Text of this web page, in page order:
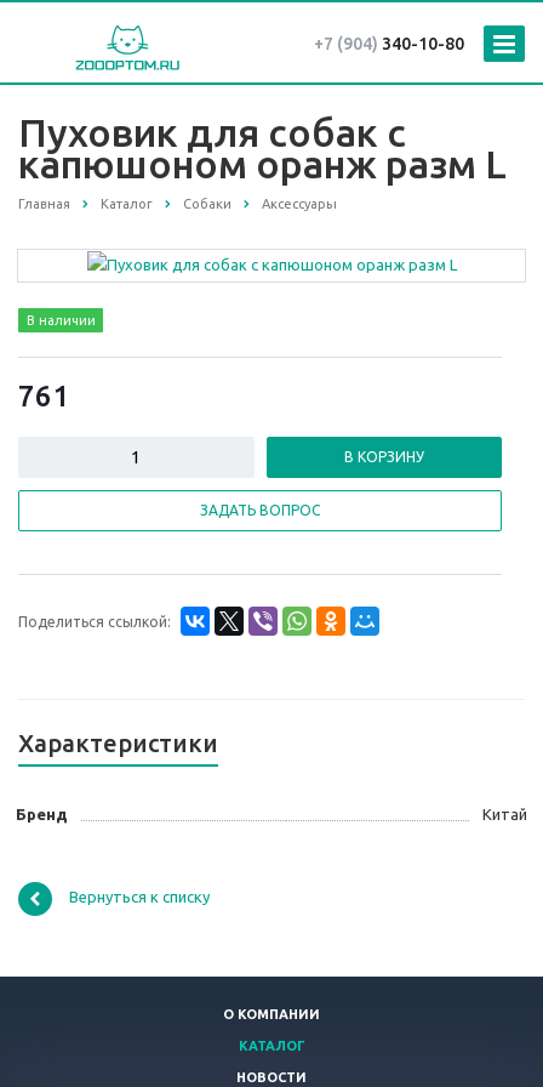
+7 (904) 340-10-80
Пуховик для собак с
капюшоном оранж разм L
Главная Каталог Собаки Аксессуары
В наличии
761
В КОРЗИНУ
ЗАДАТЬ ВОПРОС
Поделиться ссылкой:
Характеристики
Бренд Китай
Вернуться к списку
О КОМПАНИИ
КАТАЛОГ
НОВОСТИ